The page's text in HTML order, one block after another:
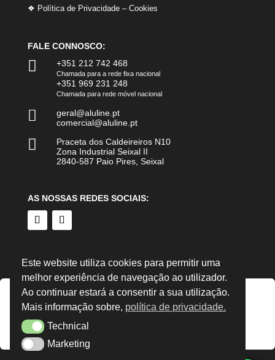
❖ Política de Privacidade – Cookies
FALE CONNOSCO:
 +351 212 742 468
Chamada para a rede fixa nacional
+351 969 231 248
Chamada para rede móvel nacional

geral@aluline.pt
comercial@aluline.pt

Praceta dos Caldeireiros N10
Zona Industrial Seixal II
2840-587 Paio Pires, Seixal
AS NOSSAS REDES SOCIAIS:
Este website utiliza cookies para permitir uma
melhor experiência de navegação ao utilizador.
Ao continuar estará a consentir a sua utilização.
Mais informação sobre, política de privacidade.
TechnicalTechnical
MarketingMarketing